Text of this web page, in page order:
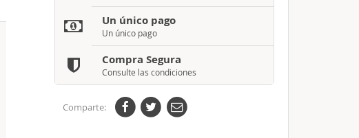
Un único pago
Un único pago
Compra Segura
Consulte las condiciones
Comparte: